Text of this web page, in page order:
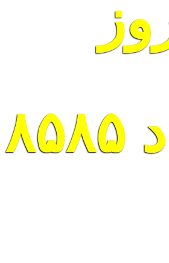
سروش، ۱۷ امرداد ۸۵۸۵